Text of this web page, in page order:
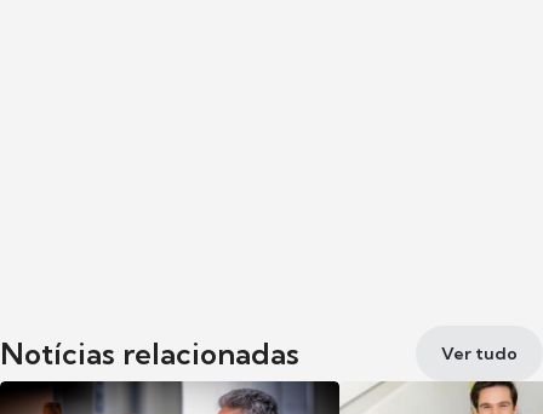
Notícias relacionadas Ver tudo